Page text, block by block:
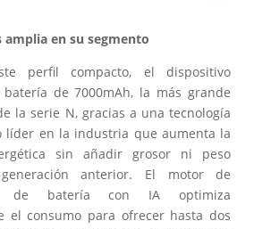
amplia en su segmento
perfil compacto, el dispositivo
de 7000mAh, la más grande
la serie N, gracias a una tecnología
líder en la industria que aumenta la
sin añadir grosor ni peso
anterior. El motor de
de batería con IA optimiza
el consumo para ofrecer hasta dos